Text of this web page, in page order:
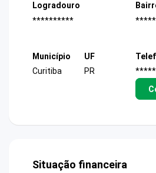
Logradouro
**********
Município
Curitiba
UF
PR
Situação financeira